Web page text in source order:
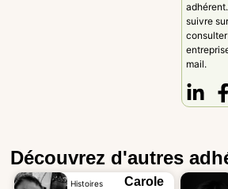
suivre
mail.
Découvrez d'autres
Histoires Carole